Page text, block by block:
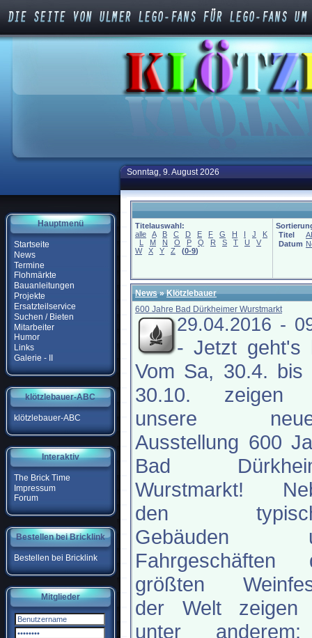
Hauptmenü
Startseite
News
Termine
Flohmärkte
Bauanleitungen
Projekte
Ersatzteilservice
Suchen / Bieten
Mitarbeiter
Humor
Links
Galerie - II
klötzlebauer-ABC
klötzlebauer-ABC
Interaktiv
The Brick Time
Impressum
Forum
Bestellen bei Bricklink
Bestellen bei Bricklink
Mitglieder
Sonntag, 9. August 2026
Titelauswahl:
alle
A B C D E F G H I J
K
L
M N O P Q R S T U
V
W
X Y Z (0-9)
Titel
Datum
News»Klötzlebauer
600 Jahre Bad Dürkheimer Wurstmarkt
29.04.2016 -
-Jetzt geht's
Vom Sa, 30.4. bis
30.10. zeigen
unsere
Ausstellung 600
Bad
Wurstmarkt!
den
Gebäuden
Fahrgeschäften
größten
der Welt zeigen
unter